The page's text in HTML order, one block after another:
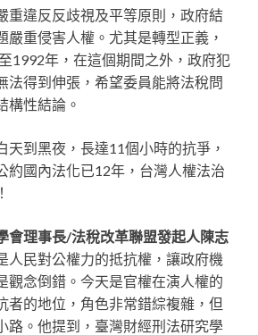
重違反反歧視及平等原則，政府結
嚴重侵害人權。尤其是轉型正義，
1992年，在這個期間之外，政府犯
法得到伸張，希望委員能將法稅問
構性結論。
天到黑夜，長達11個小時的抗爭，
約國內法化已12年，台灣人權法治
會理事長/法稅改革聯盟發起人陳志
人民對公權力的抵抗權，讓政府機
觀念倒錯。今天是官權在演人權的
者的地位，角色非常錯綜複雜，但
路。他提到，臺灣財經刑法研究學